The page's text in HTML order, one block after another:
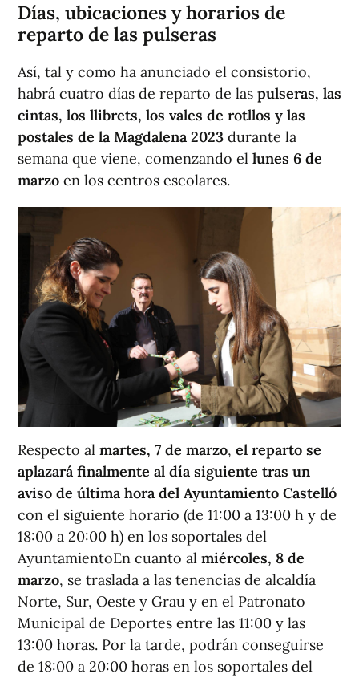
Días, ubicaciones y horarios de
reparto de las pulseras
Así, tal y como ha anunciado el consistorio,
habrá cuatro días de reparto de las pulseras, las
cintas, los llibrets, los vales de rotllos y las
postales de la Magdalena 2023 durante la
semana que viene, comenzando el lunes 6 de
marzo en los centros escolares.
Respecto al martes, 7 de marzo, el reparto se
aplazará finalmente al día siguiente tras un
aviso de última hora del Ayuntamiento Castelló
con el siguiente horario (de 11:00 a 13:00 h y de
18:00 a 20:00 h) en los soportales del
AyuntamientoEn cuanto al miércoles, 8 de
marzo, se traslada a las tenencias de alcaldía
Norte, Sur, Oeste y Grau y en el Patronato
Municipal de Deportes entre las 11:00 y las
13:00 horas. Por la tarde, podrán conseguirse
de 18:00 a 20:00 horas en los soportales del